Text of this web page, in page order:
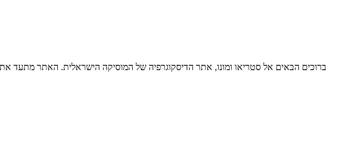
ברוכים הבאים אל סטריאו ומונו, אתר הדיסקוגרפיה של המוסיקה הישראלית. האתר מתעד